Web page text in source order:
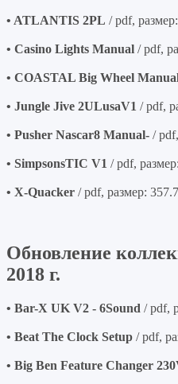
• ATLANTIS 2PL / pdf,
• Casino Lights Manual / pdf,
• COASTAL Big Wheel
• Jungle Jive 2ULusaV1 / pdf,
• Pusher Nascar8 Manual- /
• SimpsonsTIC V1 / pdf,
• X-Quacker / pdf, размер:
Обновление
2018 г.
• Bar-X UK V2 - 6Sound / pdf,
• Beat The Clock Setup / pdf,
• Big Ben Feature Changer